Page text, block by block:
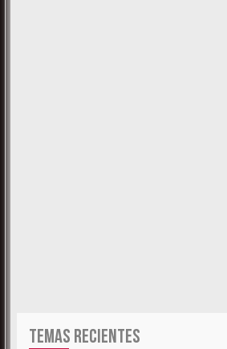
TEMAS RECIENTES